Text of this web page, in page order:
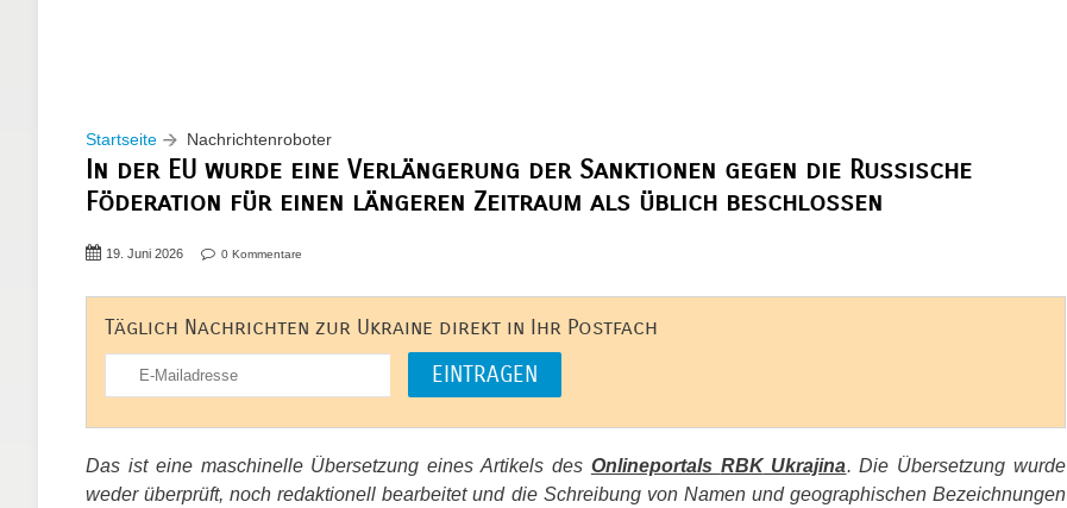
Startseite Nachrichtenroboter
In der EU wurde eine Verlängerung der Sanktionen gegen die Russische
Föderation für einen längeren Zeitraum als üblich beschlossen
19. Juni 2026 0 Kommentare
Täglich Nachrichten zur Ukraine direkt in Ihr Postfach
Das ist eine maschinelle Übersetzung eines Artikels des Onlineportals RBKUkrajina. Die Übersetzung wurde
weder überprüft, noch redaktionell bearbeitet und die Schreibung von Namen und geographischen Bezeichnungen